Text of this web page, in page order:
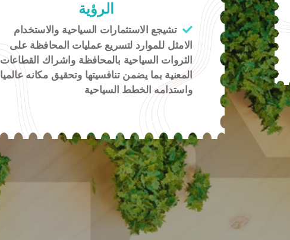
الرؤية
تشيجع الاستثمارات السياحية والاستخدام
الامثل للموارد لتسريع عمليات المحافظة على
الثروات السياحية بالمحافظة واشراك القطاعات
المعنية بما يضمن تنافسيتها وتحقيق مكانه عالميا
واستدامه الخطط السياحية